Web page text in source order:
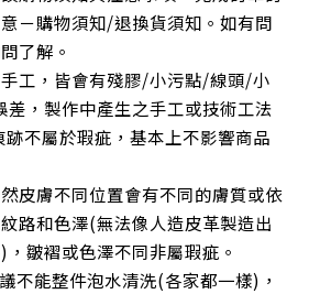
－購物須知/退換貨須知。如有問
了解。
工，皆會有殘膠/小污點/線頭/小
差，製作中產生之手工或技術工法
不屬於瑕疵，基本上不影響商品
皮膚不同位置會有不同的膚質或依
路和色澤(無法像人造皮革製造出
皺褶或色澤不同非屬瑕疵。
不能整件泡水清洗(各家都一樣)，